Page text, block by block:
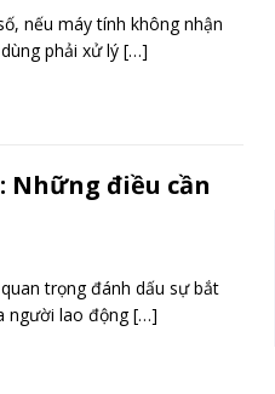
nếu máy tính không nhận
phải xử lý […]
Những điều cần
trọng đánh dấu sự bắt
người lao động[…]